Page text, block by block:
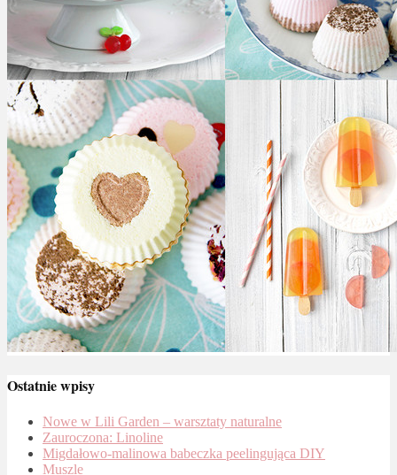
Ostatnie wpisy
Nowe w Lili Garden – warsztaty naturalne
Zauroczona: Linoline
Migdałowo-malinowa babeczka peelingująca DIY
Muszle